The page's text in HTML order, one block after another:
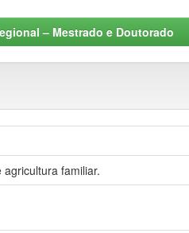
– Mestrado e Doutorado
familiar.